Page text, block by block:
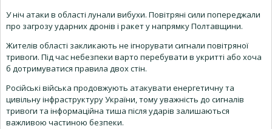
У ніч атаки в області лунали вибухи. Повітряні сили попереджали
про загрозу ударних дронів і ракет у напрямку Полтавщини.
Жителів області закликають не ігнорувати сигнали повітряної
тривоги. Під час небезпеки варто перебувати в укритті або хоча
б дотримуватися правила двох стін.
Російські війська продовжують атакувати енергетичну та
цивільну інфраструктуру України, тому уважність до сигналів
тривоги та інформаційна тиша після ударів залишаються
важливою частиною безпеки.